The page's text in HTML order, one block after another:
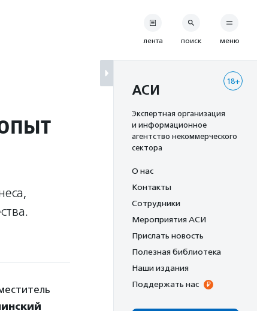
лента поиск меню
18+
АСИ
Экспертная организация
и информационное
агентство некоммерческого
сектора
О нас
Контакты
Сотрудники
Мероприятия АСИ
Прислать новость
Полезная библиотека
Наши издания
Поддержать нас